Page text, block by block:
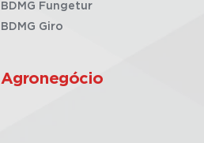
BDMG Fungetur
BDMG Giro
Agronegócio